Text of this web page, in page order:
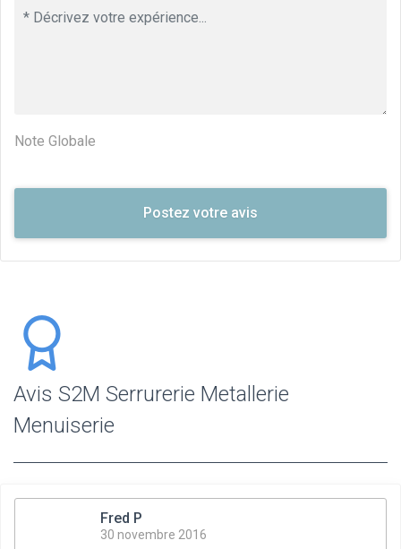
Note Globale
Avis S2M Serrurerie Metallerie
Menuiserie
Fred P
30 novembre 2016